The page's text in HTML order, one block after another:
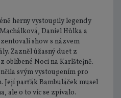
herny vystoupily legendy
Daniel Hůlka a
show s názvem
Zazněl úžasný duet z
oblíbené Noci na Karlštejně.
svým vystoupením pro
Její parťák Bambuláček musel
ale o to víc se zpívalo.